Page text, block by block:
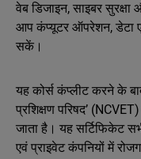
वेब डिजाइन, साइबर सुरक्षा
आप कंप्यूटर ऑपरेशन, डेटा
सकें।
यह कोर्स कंप्लीट करने के
प्रशिक्षण परिषद’
जाता है। यह सर्टिफिकेट
एवं प्राइवेट कंपनियों में